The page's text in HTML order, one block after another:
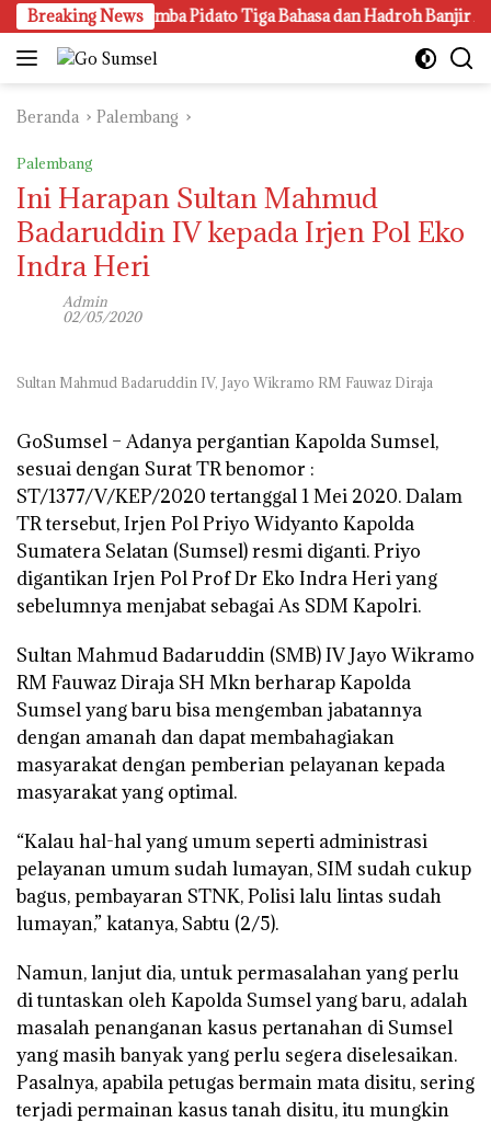
Langsung
ke
konten
Breaking News
Gen Z, Lomba Pidato Tiga Bahasa dan Hadroh Banjir
Beranda Palembang
Palembang
Ini Harapan Sultan Mahmud
Badaruddin IV kepada Irjen Pol Eko
Indra Heri
Admin
02/05/2020
Sultan Mahmud Badaruddin IV, Jayo Wikramo RM Fauwaz Diraja
GoSumsel –Adanya pergantian Kapolda Sumsel,
sesuai dengan Surat TR benomor :
ST/1377/V/KEP/2020 tertanggal 1 Mei 2020. Dalam
TR tersebut, Irjen Pol Priyo Widyanto Kapolda
Sumatera Selatan (Sumsel) resmi diganti. Priyo
digantikan Irjen Pol Prof Dr Eko Indra Heri yang
sebelumnya menjabat sebagai As SDM Kapolri.
Sultan Mahmud Badaruddin (SMB) IV Jayo Wikramo
RM Fauwaz Diraja SH Mkn berharap Kapolda
Sumsel yang baru bisa mengemban jabatannya
dengan amanah dan dapat membahagiakan
masyarakat dengan pemberian pelayanan kepada
masyarakat yang optimal.
“Kalau hal-hal yang umum seperti administrasi
pelayanan umum sudah lumayan, SIM sudah cukup
bagus, pembayaran STNK, Polisi lalu lintas sudah
lumayan,” katanya, Sabtu (2/5).
Namun, lanjut dia, untuk permasalahan yang perlu
di tuntaskan oleh Kapolda Sumsel yang baru, adalah
masalah penanganan kasus pertanahan di Sumsel
yang masih banyak yang perlu segera diselesaikan.
Pasalnya, apabila petugas bermain mata disitu, sering
terjadi permainan kasus tanah disitu, itu mungkin